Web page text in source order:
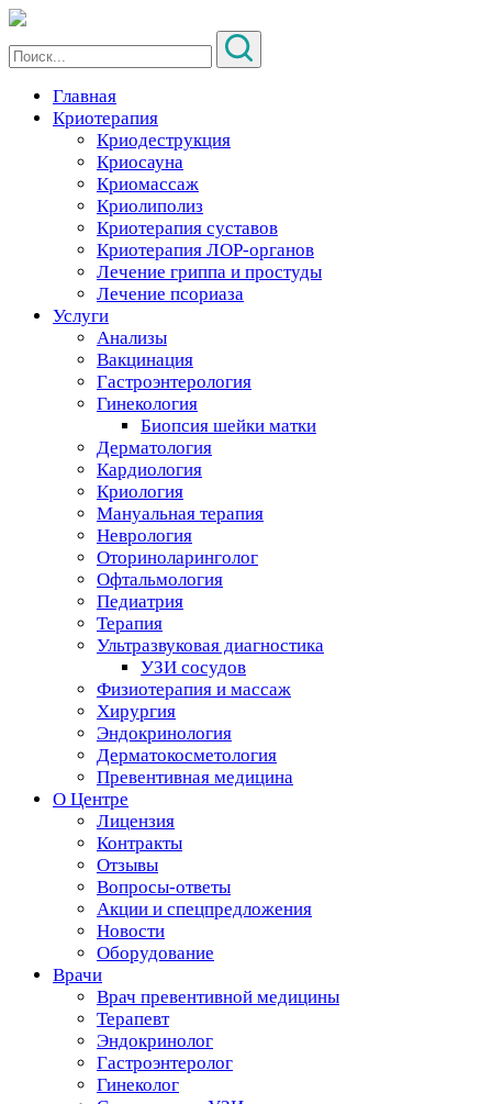
Главная
Криотерапия
Криодеструкция
Криосауна
Криомассаж
Криолиполиз
Криотерапия суставов
Криотерапия ЛОР-органов
Лечение гриппа и простуды
Лечение псориаза
Услуги
Анализы
Вакцинация
Гастроэнтерология
Гинекология
Биопсия шейки матки
Дерматология
Кардиология
Криология
Мануальная терапия
Неврология
Оториноларинголог
Офтальмология
Педиатрия
Терапия
Ультразвуковая диагностика
УЗИ сосудов
Физиотерапия и массаж
Хирургия
Эндокринология
Дерматокосметология
Превентивная медицина
О Центре
Лицензия
Контракты
Отзывы
Вопросы-ответы
Акции и спецпредложения
Новости
Оборудование
Врачи
Врач превентивной медицины
Терапевт
Эндокринолог
Гастроэнтеролог
Гинеколог